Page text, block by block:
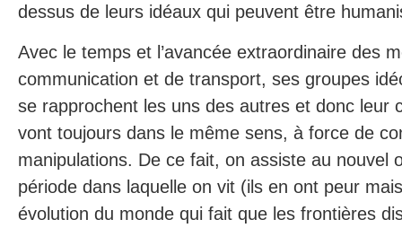
dessus de leurs idéaux qui peuvent être
Avec le temps et l’avancée extraordinaire des
communication et de transport, ses groupes
se rapprochent les uns des autres et donc leur
vont toujours dans le même sens, à force de
manipulations. De ce fait, on assiste au nouvel
période dans laquelle on vit (ils en ont peur
évolution du monde qui fait que les frontières